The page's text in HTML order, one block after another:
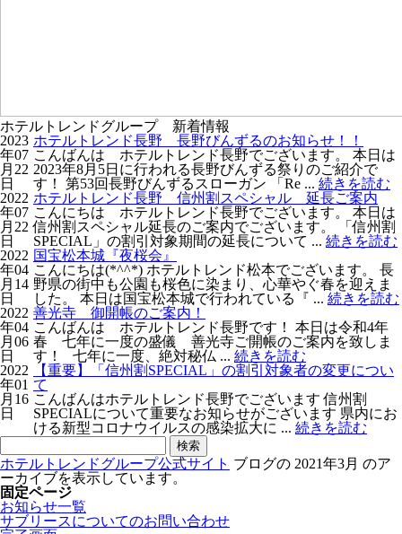
ホテルトレンドグループ 新着情報
2023
年07
月22
日
ホテルトレンド長野 長野びんずるのお知らせ！！
こんばんは ホテルトレンド長野でございます。 本日は
2023年8月5日に行われる長野びんずる祭りのご紹介で
す！ 第53回長野びんずるスローガン 「Re ... 続きを読む
2022
年07
月22
日
ホテルトレンド長野 信州割スペシャル 延長ご案内
こんにちは ホテルトレンド長野でございます。 本日は
信州割スペシャル延長のご案内でございます。 「信州割
SPECIAL」の割引対象期間の延長について ... 続きを読む
2022
年04
月14
日
国宝松本城『夜桜会』
こんにちは(*^^*) ホテルトレンド松本でございます。 長
野県の街中も公園も桜色に染まり、心華やぐ春を迎えま
した。 本日は国宝松本城で行われている『 ... 続きを読む
2022
年04
月06
日
善光寺 御開帳のご案内！
こんばんは ホテルトレンド長野です！ 本日は令和4年
春 七年に一度の盛儀 善光寺ご開帳のご案内を致しま
す！ 七年に一度、絶対秘仏 ... 続きを読む
2022
年01
月16
日
【重要】「信州割SPECIAL」の割引対象者の変更につい
て
こんばんはホテルトレンド長野でございます 信州割
SPECIALについて重要なお知らせがございます 県内にお
ける新型コロナウイルスの感染拡大に ... 続きを読む
検
索:
ホテルトレンドグループ公式サイト ブログの 2021年3月 のア
ーカイブを表示しています。
固定ページ
お知らせ一覧
サブリースについてのお問い合わせ